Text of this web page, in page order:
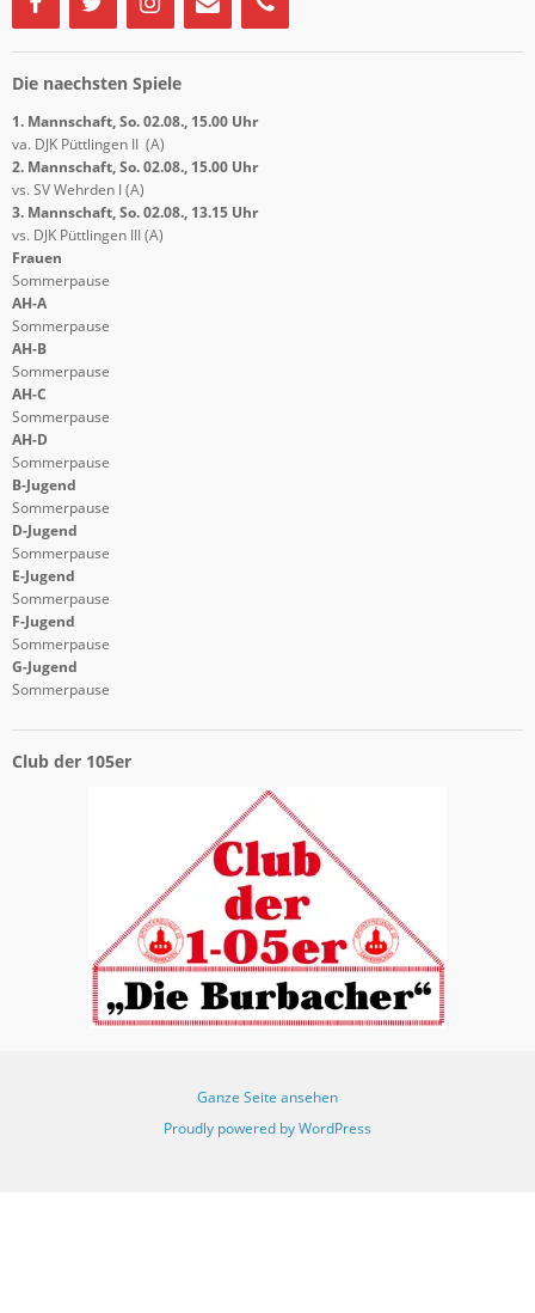
Die naechsten Spiele
1. Mannschaft, So. 02.08., 15.00 Uhr
va. DJK Püttlingen II (A)
2. Mannschaft, So. 02.08., 15.00 Uhr
vs. SV Wehrden I (A)
3. Mannschaft, So. 02.08., 13.15 Uhr
vs. DJK Püttlingen III (A)
Frauen
Sommerpause
AH-A
Sommerpause
AH-B
Sommerpause
AH-C
Sommerpause
AH-D
Sommerpause
B-Jugend
Sommerpause
D-Jugend
Sommerpause
E-Jugend
Sommerpause
F-Jugend
Sommerpause
G-Jugend
Sommerpause
Club der 105er
Ganze Seite ansehen
Proudly powered by WordPress